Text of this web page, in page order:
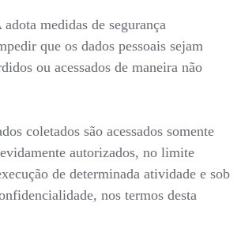
medidas de segurança
que os dados pessoais sejam
ou acessados de maneira não
coletados são acessados somente
autorizados, no limite
de determinada atividade e sob
nos termos desta